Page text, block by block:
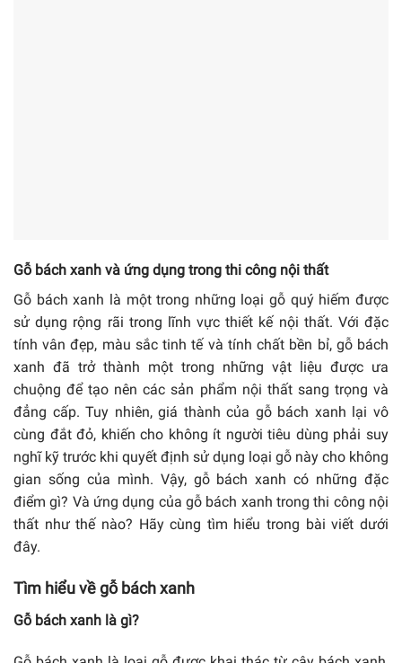
Gỗ bách xanh và ứng dụng trong thi công nội thất
Gỗ bách xanh là một trong những loại gỗ quý hiếm được
sử dụng rộng rãi trong lĩnh vực thiết kế nội thất. Với đặc
tính vân đẹp, màu sắc tinh tế và tính chất bền bỉ, gỗ bách
xanh đã trở thành một trong những vật liệu được ưa
chuộng để tạo nên các sản phẩm nội thất sang trọng và
đẳng cấp. Tuy nhiên, giá thành của gỗ bách xanh lại vô
cùng đắt đỏ, khiến cho không ít người tiêu dùng phải suy
nghĩ kỹ trước khi quyết định sử dụng loại gỗ này cho không
gian sống của mình. Vậy, gỗ bách xanh có những đặc
điểm gì? Và ứng dụng của gỗ bách xanh trong thi công nội
thất như thế nào? Hãy cùng tìm hiểu trong bài viết dưới
đây.
Tìm hiểu về gỗ bách xanh
Gỗ bách xanh là gì?